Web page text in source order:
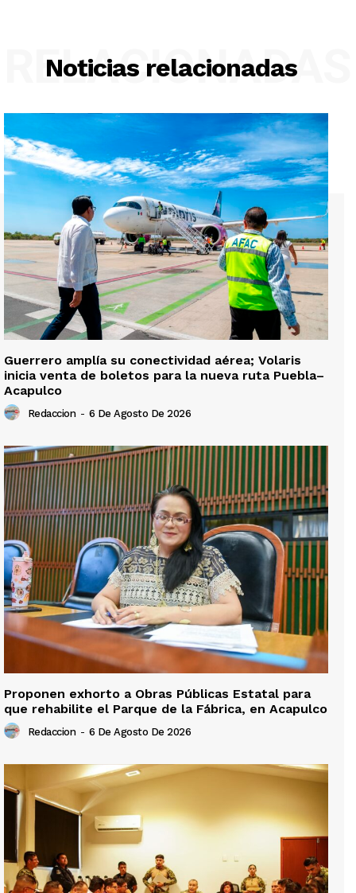
Noticias relacionadas
RELACIONADAS
Guerrero amplía su conectividad aérea; Volaris
inicia venta de boletos para la nueva ruta Puebla–
Acapulco
Redaccion - 6 De Agosto De 2026
Proponen exhorto a Obras Públicas Estatal para
que rehabilite el Parque de la Fábrica, en Acapulco
Redaccion - 6 De Agosto De 2026